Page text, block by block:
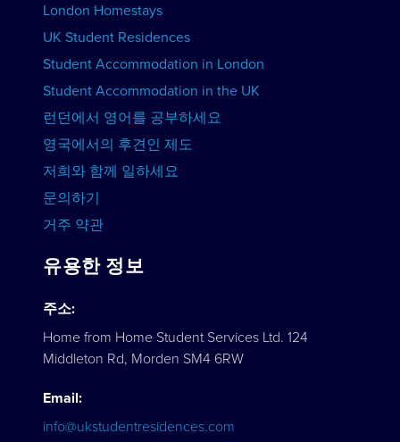
London Homestays
UK Student Residences
Student Accommodation in London
Student Accommodation in the UK
런던에서 영어를 공부하세요
영국에서의 후견인 제도
저희와 함께 일하세요
문의하기
거주 약관
유용한 정보
주소:
Home from Home Student Services Ltd. 124
Middleton Rd, Morden SM4 6RW
Email:
info@ukstudentresidences.com